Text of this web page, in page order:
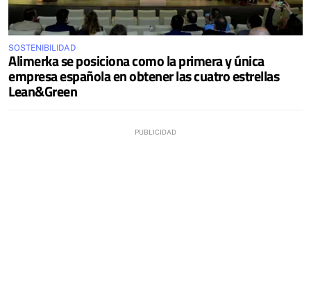
SOSTENIBILIDAD
Alimerka se posiciona como la primera y única
empresa española en obtener las cuatro estrellas
Lean&Green